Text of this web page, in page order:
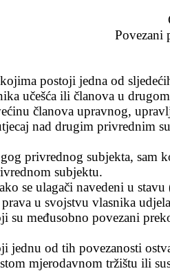
Povezani
postoji jedna od sljede
učešća ili članova u
ćinu članova upravnog,
nad drugim privrednim
privrednog subjekta, sam
subjektu.
se ulagači navedeni u
u svojstvu vlasnika
su međusobno povezani
od tih povezanosti
mjerodavnom tržištu ili